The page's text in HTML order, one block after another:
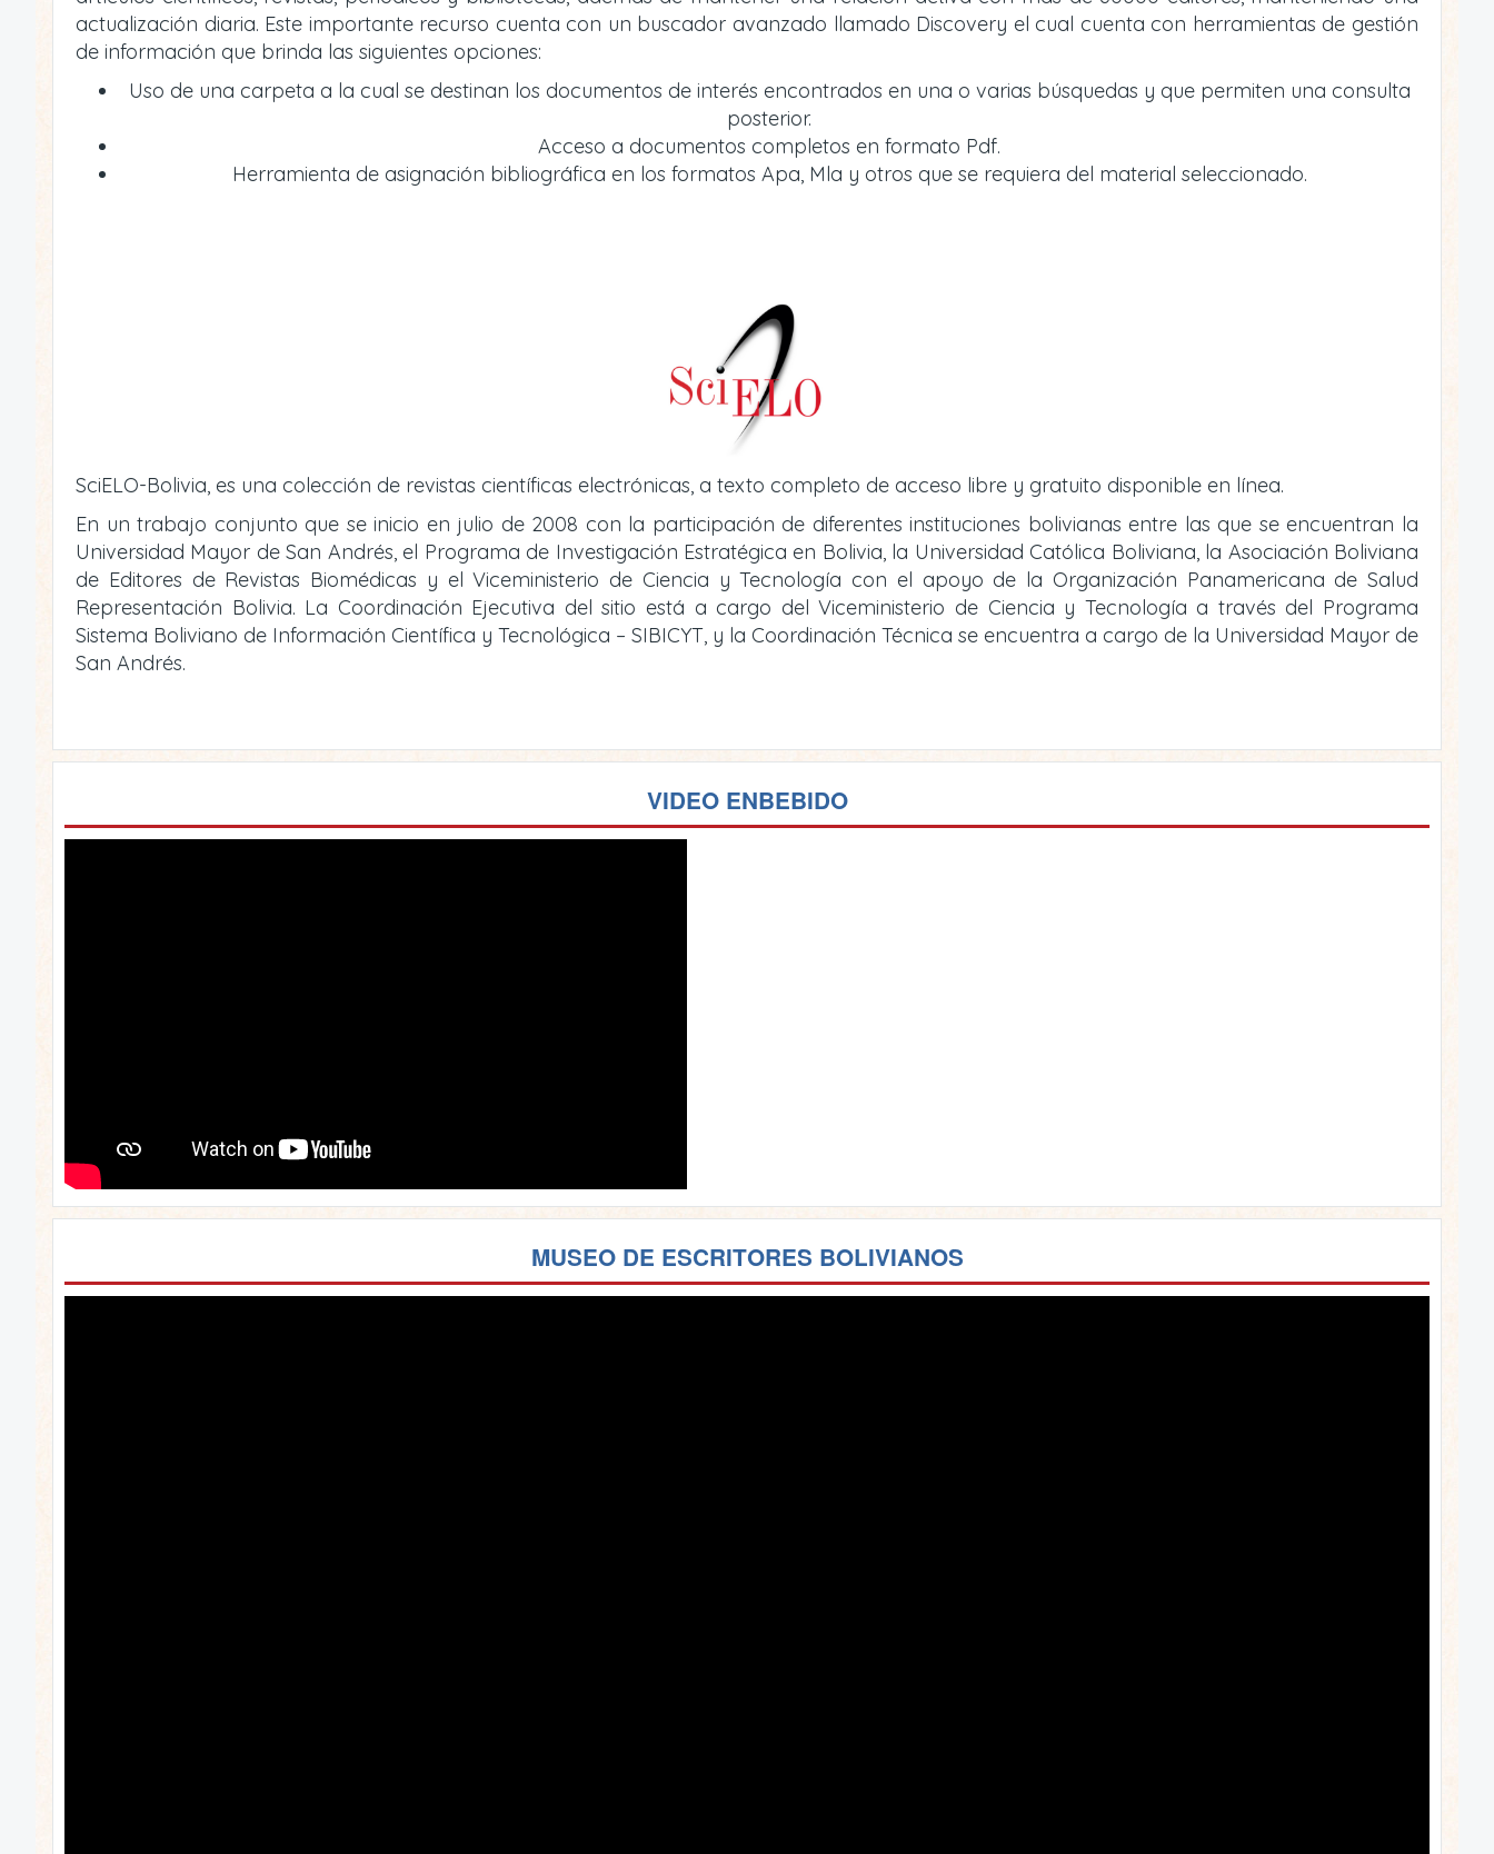
actualización diaria. Este importante recurso cuenta con un buscador avanzado llamado Discovery el cual cuenta con herramientas de gestión
de información que brinda las siguientes opciones:
Uso de una carpeta a la cual se destinan los documentos de interés encontrados en una o varias búsquedas y que permiten una consulta
posterior.
Acceso a documentos completos en formato Pdf.
Herramienta de asignación bibliográfica en los formatos Apa, Mla y otros que se requiera del material seleccionado.
SciELO-Bolivia, es una colección de revistas científicas electrónicas, a texto completo de acceso libre y gratuito disponible en línea.
En un trabajo conjunto que se inicio en julio de 2008 con la participación de diferentes instituciones bolivianas entre las que se encuentran la
Universidad Mayor de San Andrés, el Programa de Investigación Estratégica en Bolivia, la Universidad Católica Boliviana, la Asociación Boliviana
de Editores de Revistas Biomédicas y el Viceministerio de Ciencia y Tecnología con el apoyo de la Organización Panamericana de Salud
Representación Bolivia. La Coordinación Ejecutiva del sitio está a cargo del Viceministerio de Ciencia y Tecnología a través del Programa
Sistema Boliviano de Información Científica y Tecnológica – SIBICYT, y la Coordinación Técnica se encuentra a cargo de la Universidad Mayor de
San Andrés.
VIDEO ENBEBIDO
MUSEO DE ESCRITORES BOLIVIANOS